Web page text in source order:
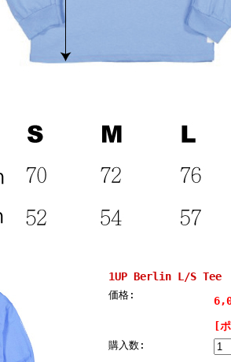
1UP Berlin L/S Tee
価格:
[
購入数: